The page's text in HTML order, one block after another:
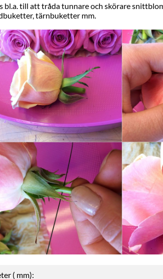
bl.a. till att tråda tunnare och skörare
tärnbuketter mm.
( mm):